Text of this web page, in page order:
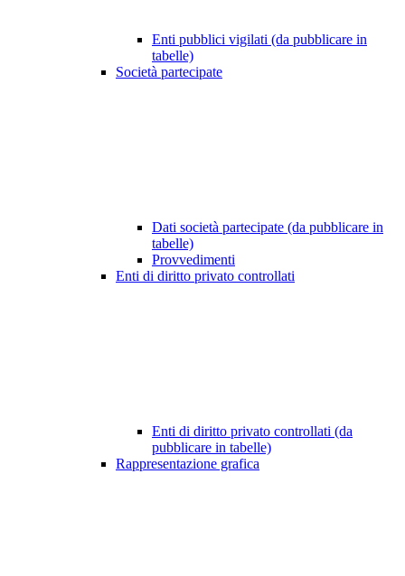
Enti pubblici vigilati (da pubblicare in
tabelle)
Società partecipate
Dati società partecipate (da pubblicare in
tabelle)
Provvedimenti
Enti di diritto privato controllati
Enti di diritto privato controllati (da
pubblicare in tabelle)
Rappresentazione grafica